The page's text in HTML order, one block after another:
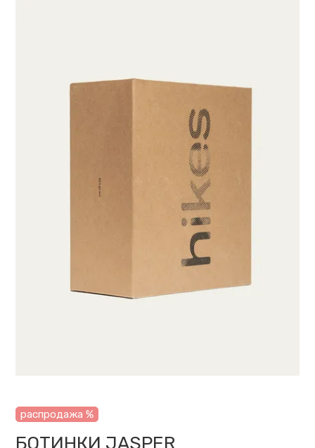
распродажа %
БОТИНКИ JASPER